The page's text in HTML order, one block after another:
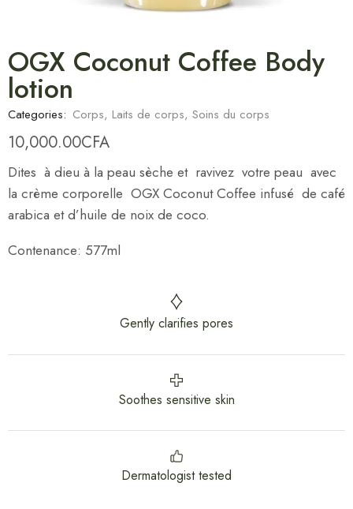
OGX Coconut Coffee Body
lotion
Categories: Corps, Laits de corps, Soins du corps
10,000.00CFA
Dites à dieu à la peau sèche et ravivez votre peau avec
la crème corporelle OGX Coconut Coffee infusé de café
arabica et d’huile de noix de coco.
Contenance: 577ml
Gently clarifies pores
Soothes sensitive skin
Dermatologist tested